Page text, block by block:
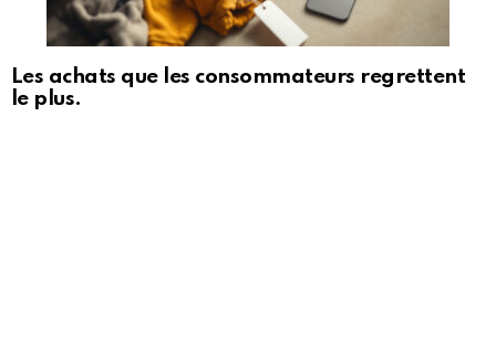
Les achats que les consommateurs regrettent
le plus.